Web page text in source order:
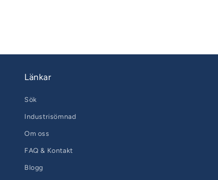
Länkar
Sök
Industrisömnad
Om oss
FAQ & Kontakt
Blogg